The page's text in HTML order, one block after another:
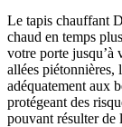
Le tapis chauffant
chaud en temps
votre porte jusqu’à
allées piétonnières,
adéquatement aux
protégeant des
pouvant résulter de